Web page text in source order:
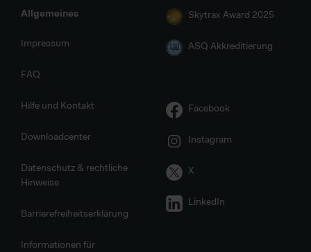
Allgemeines
Impressum
FAQ
Hilfe und Kontakt
Downloadcenter
Datenschutz & rechtliche
Hinweise
Barrierefreiheitserklärung
Informationen für
Skytrax Award 2025
ASQ Akkreditierung
Facebook
Instagram
X
LinkedIn